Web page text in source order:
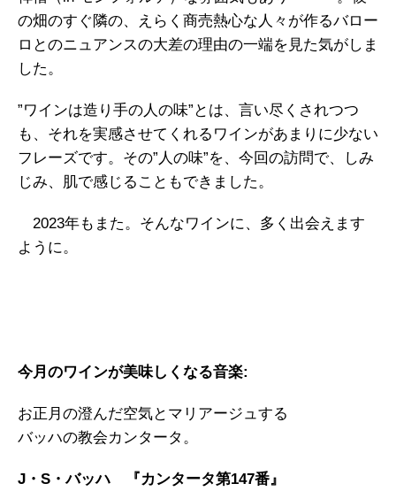
の畑のすぐ隣の、えらく商売熱心な人々が作るバロー
ロとのニュアンスの大差の理由の一端を見た気がしま
した。
”ワインは造り手の人の味”とは、言い尽くされつつ
も、それを実感させてくれるワインがあまりに少ない
フレーズです。その”人の味”を、今回の訪問で、しみ
じみ、肌で感じることもできました。
2023年もまた。そんなワインに、多く出会えます
ように。
今月のワインが美味しくなる音楽:
お正月の澄んだ空気とマリアージュする
バッハの教会カンタータ。
J・S・バッハ 『カンタータ第147番』